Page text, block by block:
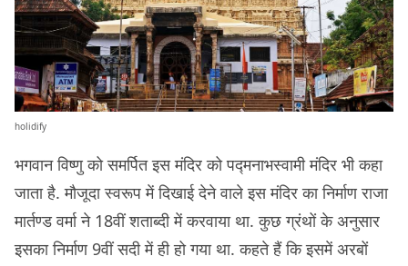
holidify
भगवान विष्णु को समर्पित इस मंदिर को पद्मनाभस्वामी मंदिर भी कहा
जाता है. मौजूदा स्वरूप में दिखाई देने वाले इस मंदिर का निर्माण राजा
मार्तण्ड वर्मा ने 18वीं शताब्दी में करवाया था. कुछ ग्रंथों के अनुसार
इसका निर्माण 9वीं सदी में ही हो गया था. कहते हैं कि इसमें अरबों